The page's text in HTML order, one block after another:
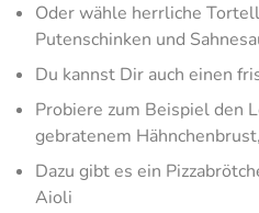
Oder wähle herrliche
Putenschinken und
Du kannst Dir auch einen
Probiere zum Beispiel den
gebratenem
Dazu gibt es ein
Aioli